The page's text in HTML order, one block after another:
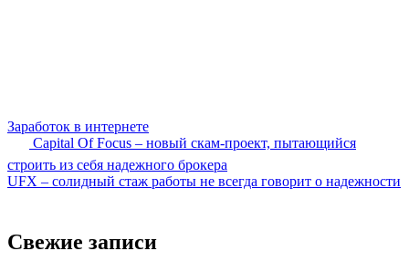
Заработок в интернете
Capital Of Focus – новый скам-проект, пытающийся
строить из себя надежного брокера
UFX – солидный стаж работы не всегда говорит о надежности
Свежие записи